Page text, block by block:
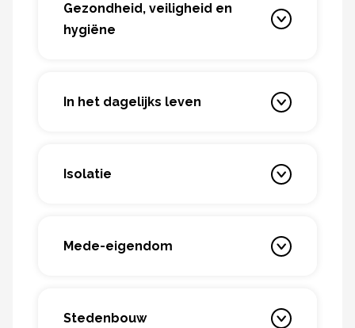
Gezondheid, veiligheid en
hygiëne
In het dagelijks leven
Isolatie
Mede-eigendom
Stedenbouw